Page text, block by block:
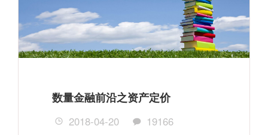
数量金融前沿之资产定价
2018-04-20 19166